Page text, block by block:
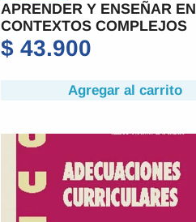
APRENDER Y ENSEÑAR EN
CONTEXTOS COMPLEJOS
$43.900
Agregar al carrito